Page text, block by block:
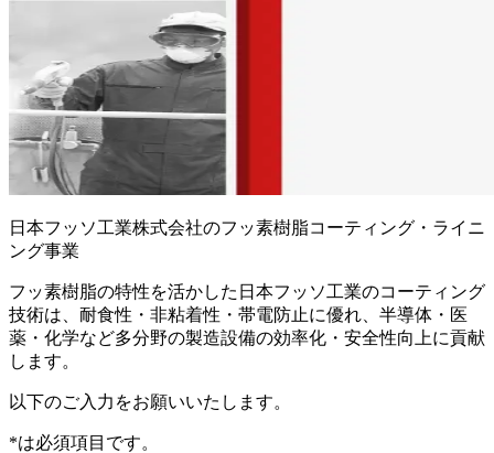
日本フッソ工業株式会社のフッ素樹脂コーティング・ライニ
ング事業
フッ素樹脂の特性を活かした日本フッソ工業のコーティング
技術は、耐食性・非粘着性・帯電防止に優れ、半導体・医
薬・化学など多分野の製造設備の効率化・安全性向上に貢献
します。
以下のご入力をお願いいたします。
*は必須項目です。